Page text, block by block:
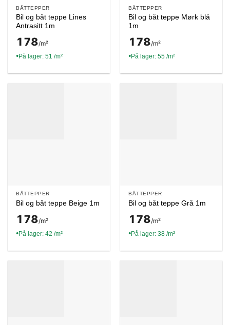
BÅTTEPPER
Bil og båt teppe Lines
Antrasitt 1m
178/m²
●På lager: 51 /m²
BÅTTEPPER
Bil og båt teppe Mørk blå
1m
178/m²
●På lager: 55 /m²
BÅTTEPPER
Bil og båt teppe Beige 1m
178/m²
●På lager: 42 /m²
BÅTTEPPER
Bil og båt teppe Grå 1m
178/m²
●På lager: 38 /m²